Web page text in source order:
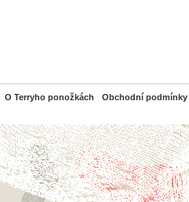
O Terryho ponožkách Obchodní podmínky
PayPal